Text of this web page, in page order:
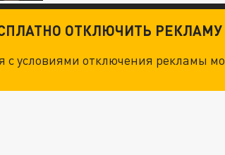
ОТКЛЮЧИТЬ РЕКЛАМУ
с условиями отключения рекламы